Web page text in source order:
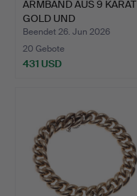
ARMBAND AUS 9 KARAT
GOLD UND
EDELSTEINEN.
Beendet 26. Jun 2026
20 Gebote
431 USD